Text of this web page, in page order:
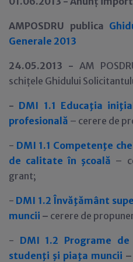
AMPOSDRU publica
Generale 2013
24.05.2013 - AM
schiţele Ghidului
- DMI 1.1 Educaţia
profesională – cerere de
- DMI 1.1 Competenţe
de calitate în şcoală –
grant;
- DMI 1.2 Învăţământ
muncii – cerere de
- DMI 1.2 Programe
studenţi şi piaţa muncii –